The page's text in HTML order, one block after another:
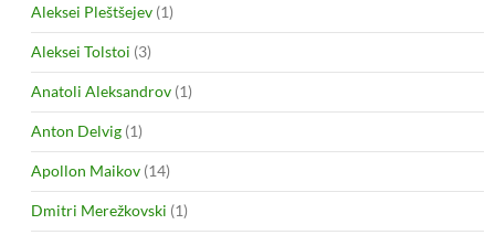
Aleksei Pleštšejev (1)
Aleksei Tolstoi (3)
Anatoli Aleksandrov (1)
Anton Delvig (1)
Apollon Maikov (14)
Dmitri Merežkovski (1)